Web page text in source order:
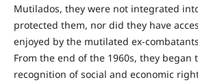
Mutilados, they were not integrated
protected them, nor did they have
enjoyed by the mutilated ex-
From the end of the 1960s, they began
recognition of social and economic